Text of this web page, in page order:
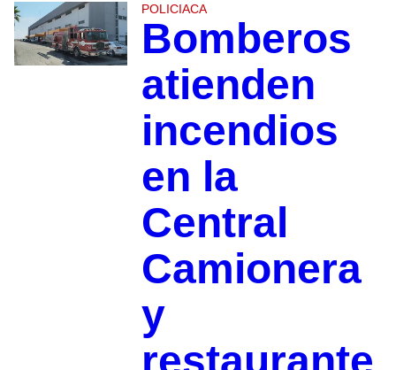
POLICIACA
Bomberos
atienden
incendios
en la
Central
Camionera
y
restaurante